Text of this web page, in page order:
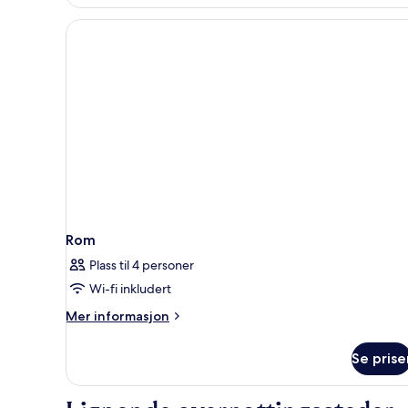
Rom
Plass til 4 personer
Wi-fi inkludert
Mer informasjon
Mer
Se